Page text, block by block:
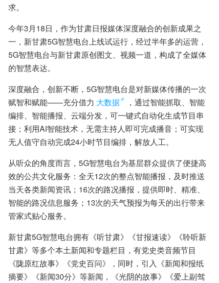
求。
今年3月18日，作为甘肃日报媒体深度融合的创新成果之
一，新甘肃5G智慧电台上线试运行，经过半年多的运营，
5G智慧电台与新甘肃原创图文、视频一道，构成了全媒体
的智慧表达。
深度融合，创新不断，5G智慧电台是对新媒体传播的一次
赋智和赋能——充分借力 大数据
，通过智能抓取、智能
编排、智能播报、云端分发，可一键式自动化生成节目串
接；利用AI智能技术，无需主持人即可完成播音；可实现
无人值守自动完成24小时节目编排，解放人工。
从听众的角度而言，5G智慧电台为基层群众提供了便捷高
效的公共文化服务：全天12次的整点智能播报，及时推送
当天各类新闻资讯；16次的路况播报，提供即时、精准、
智能的路况信息服务；13次的天气预报为每天的出行带来
管家式贴心服务。
新甘肃5G智慧电台拥有《听甘肃》《甘报速读》《聆听新
甘肃》等多个本土新闻和专题栏目，有党史类音频节目
《陇原红故事》《党史百问》，同时，引入《新闻和报纸
摘要》《新闻30分》等新闻，《光阴的故事》《爱上副驾